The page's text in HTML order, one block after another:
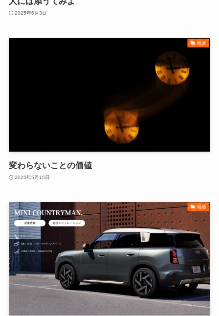
2025年6月3日
雑感
変わらないことの価値
2025年5月15日
雑感